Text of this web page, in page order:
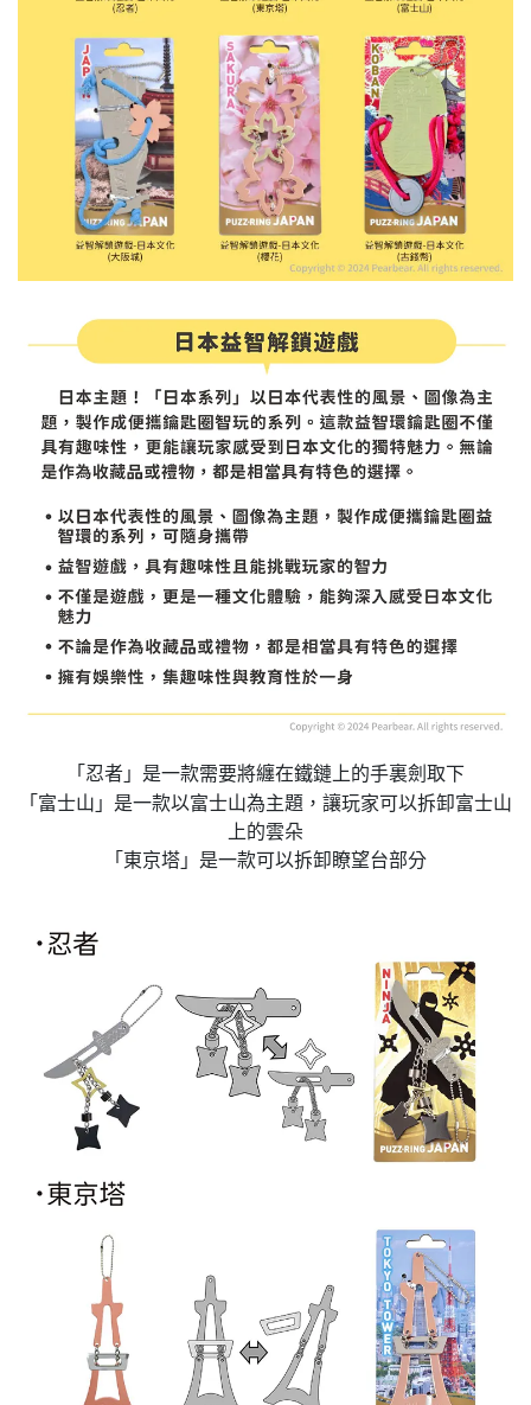
「忍者」是一款需要將纏在鐵鏈上的手裏劍取下
「富士山」是一款以富士山為主題，讓玩家可以拆卸富士山
上的雲朵
「東京塔」是一款可以拆卸瞭望台部分